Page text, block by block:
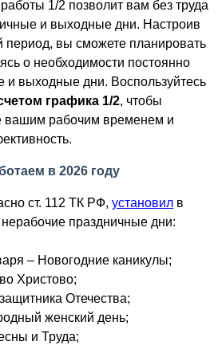
1/2 позволит вам без труда
и выходные дни. Настроив
период, вы сможете планировать
о необходимости постоянно
и выходные дни. Воспользуйтесь
графика 1/2, чтобы
вашим рабочим временем и
в 2026 году
ст. 112 ТК РФ,установил в
праздничные дни:
– Новогодние каникулы;
Христово;
Отечества;
женский день;
и Труда;